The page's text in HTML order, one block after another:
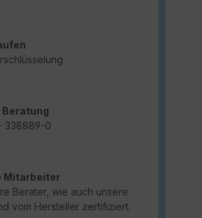
338889-0
Mitarbeiter
Berater, wie auch unsere
vom Hersteller zertifiziert.